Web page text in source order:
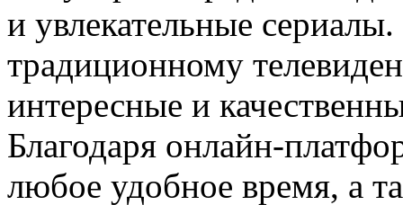
и увлекательные
традиционному
интересные и
Благодаря онлайн-
любое удобное время, а